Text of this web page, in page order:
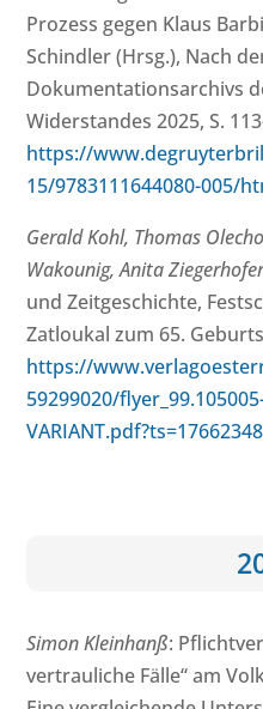
Prozess gegen Klaus
Schindler (Hrsg.), Nach
Dokumentationsarchivs
Widerstandes 2025, S.
https://
15/9783111644080-005/
Gerald Kohl, Thomas
Wakounig, Anita
und Zeitgeschichte,
Zatloukal zum 65.
https://
59299020/
Simon Kleinhanß:
vertrauliche Fälle“ am